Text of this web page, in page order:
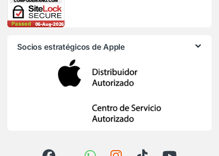
Socios estratégicos de Apple